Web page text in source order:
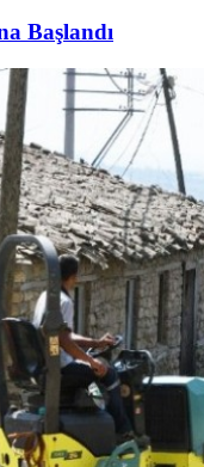
Başlandı